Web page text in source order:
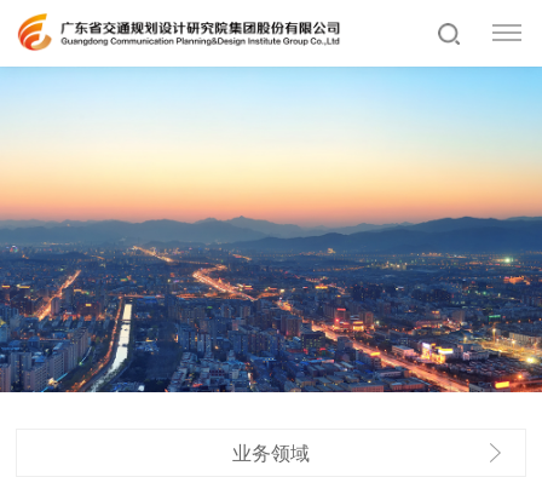
业务领域